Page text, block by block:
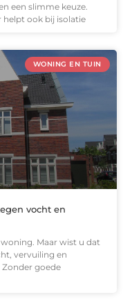
een slimme keuze.
helpt ook bij isolatie
WONING EN TUIN
vocht en
Maar wist u dat
vervuiling en
goede